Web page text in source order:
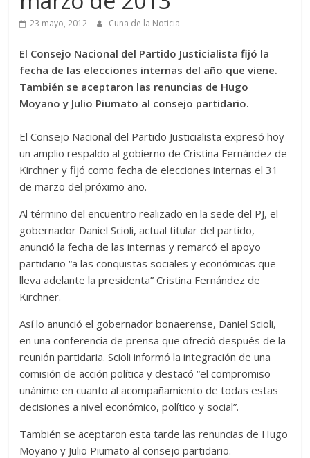
23 mayo, 2012 Cuna de la Noticia
El Consejo Nacional del Partido Justicialista fijó la
fecha de las elecciones internas del año que viene.
También se aceptaron las renuncias de Hugo
Moyano y Julio Piumato al consejo partidario.
El Consejo Nacional del Partido Justicialista expresó hoy
un amplio respaldo al gobierno de Cristina Fernández de
Kirchner y fijó como fecha de elecciones internas el 31
de marzo del próximo año.
Al término del encuentro realizado en la sede del PJ, el
gobernador Daniel Scioli, actual titular del partido,
anunció la fecha de las internas y remarcó el apoyo
partidario “a las conquistas sociales y económicas que
lleva adelante la presidenta” Cristina Fernández de
Kirchner.
Así lo anunció el gobernador bonaerense, Daniel Scioli,
en una conferencia de prensa que ofreció después de la
reunión partidaria. Scioli informó la integración de una
comisión de acción política y destacó “el compromiso
unánime en cuanto al acompañamiento de todas estas
decisiones a nivel económico, político y social”.
También se aceptaron esta tarde las renuncias de Hugo
Moyano y Julio Piumato al consejo partidario.